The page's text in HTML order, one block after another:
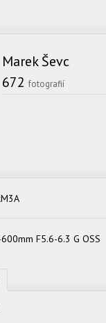
Marek Ševc
672 fotografií
F5.6-6.3 G OSS